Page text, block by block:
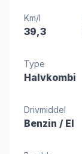
Km/l
39,3
Type
Halvkombi
Drivmiddel
Benzin / El